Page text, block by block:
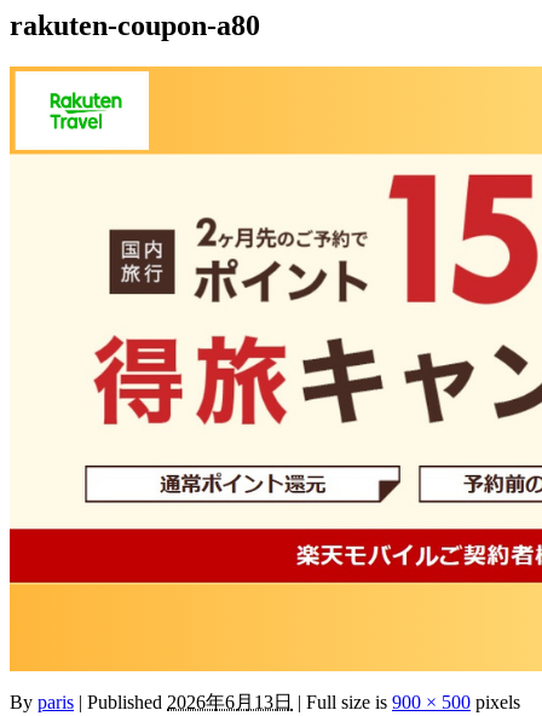
rakuten-coupon-a80
By paris | Published 2026年6月13日 | Full size is 900 × 500 pixels